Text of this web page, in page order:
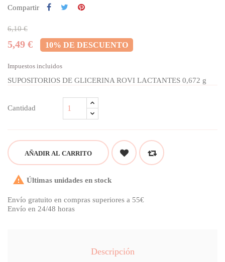
Compartir
6,10 €
5,49 € 10% DE DESCUENTO
Impuestos incluidos
SUPOSITORIOS DE GLICERINA ROVI LACTANTES 0,672 g
Cantidad
AÑADIR AL CARRITO
 Últimas unidades en stock
Envío gratuito en compras superiores a 55€
Envío en 24/48 horas
Descripción